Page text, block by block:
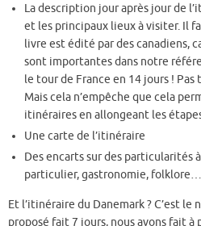
La description jour après jour de
et les principaux lieux à visiter. Il
livre est édité par des canadiens,
sont importantes dans notre
le tour de France en 14 jours !
Mais cela n’empêche que cela
itinéraires en allongeant les
Une carte de l’itinéraire
Des encarts sur des particularités
particulier, gastronomie, folklore…
Et l’itinéraire du Danemark ? C’est le
proposé fait 7 jours, nous avons fait à